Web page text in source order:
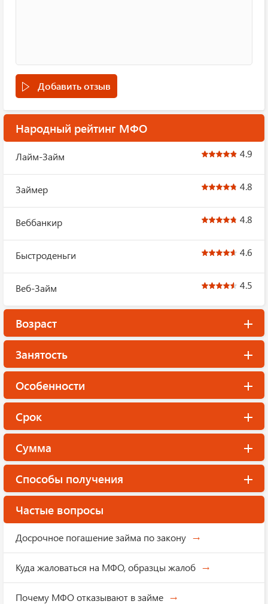
Добавить отзыв
Народный рейтинг МФО
Лайм-Займ 4.9
Займер 4.8
Веббанкир 4.8
Быстроденьги 4.6
Веб-Займ 4.5
Возраст
Занятость
Особенности
Срок
Сумма
Способы получения
Частые вопросы
Досрочное погашение займа по закону
Куда жаловаться на МФО, образцы жалоб
Почему МФО отказывают в займе